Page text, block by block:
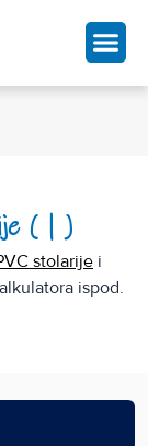
( | )
stolarije i
ispod.